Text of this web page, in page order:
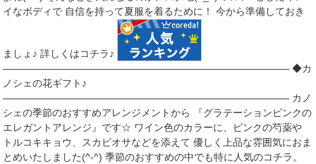
イなボディで 自信を持って夏服を着るために！ 今から準備しておき
ましょ♪ 詳しくはコチラ♪
――――――――――――――――――――――――――――― ◆カ
ノシェの花ギフト♪
――――――――――――――――――――――――――――― カノ
シェの季節のおすすめアレンジメントから 『グラテーションピンクの
エレガントアレンジ』です☆ ワイン色のカラーに、ピンクの芍薬や
トルコキキョウ、スカビオサなどを添えて 優しく上品な雰囲気におま
とめいたしました(^-^) 季節のおすすめの中でも特に人気のコチラ。